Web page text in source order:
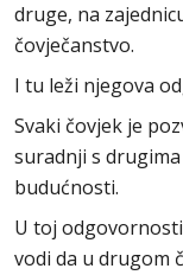
druge, na
čovječanstvo.
I tu leži njegova
Svaki čovjek je
suradnji s
budućnosti.
U toj
vodi da u drugom